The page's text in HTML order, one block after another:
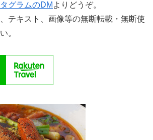
グラムのDM よりどうぞ。
テキスト、画像等の無断転載・無断使
。